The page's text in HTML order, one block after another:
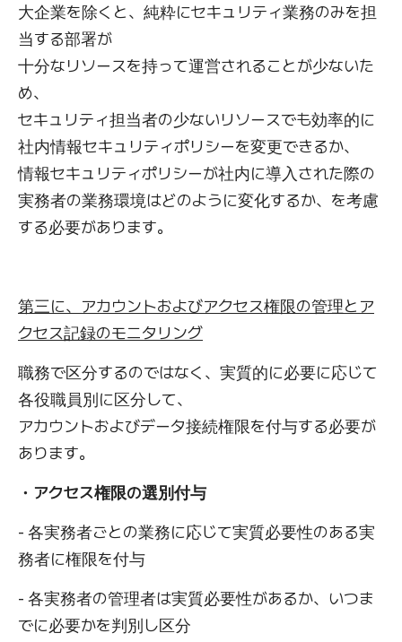
大企業を除くと、純粋にセキュリティ業務のみを担
当する部署が
十分なリソースを持って運営されることが少ないた
め、
セキュリティ担当者の少ないリソースでも効率的に
社内情報セキュリティポリシーを変更できるか、
情報セキュリティポリシーが社内に導入された際の
実務者の業務環境はどのように変化するか、を考慮
する必要があります。
第三に、アカウントおよびアクセス権限の管理とア
クセス記録のモニタリング
職務で区分するのではなく、実質的に必要に応じて
各役職員別に区分して、
アカウントおよびデータ接続権限を付与する必要が
あります。
・アクセス権限の選別付与
- 各実務者ごとの業務に応じて実質必要性のある実
務者に権限を付与
- 各実務者の管理者は実質必要性があるか、いつま
でに必要かを判別し区分